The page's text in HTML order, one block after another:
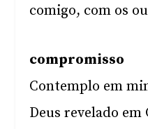
comigo, com os
compromisso
Contemplo em
Deus revelado em